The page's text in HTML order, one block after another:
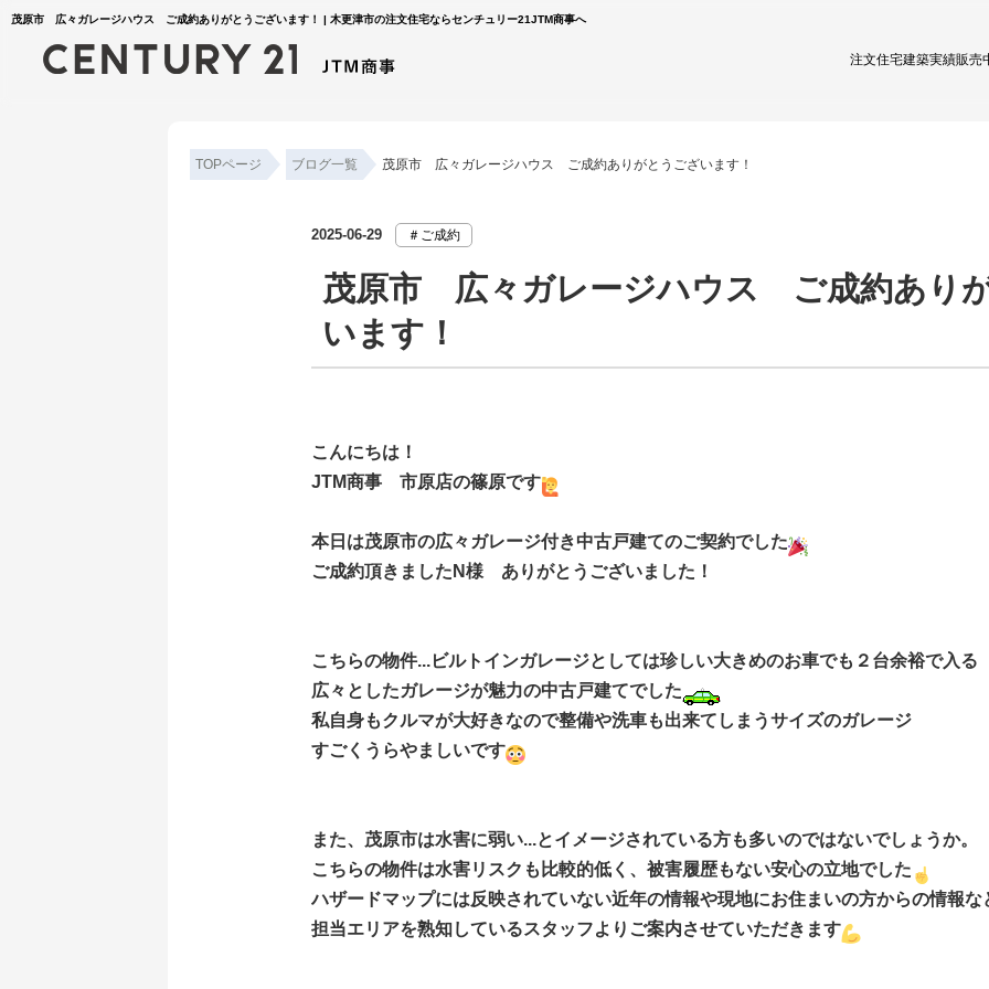
茂原市 広々ガレージハウス ご成約ありがとうございます！ | 木更津市の注文住宅ならセンチュリー21JTM商事へ
注文住宅建築実績販売
TOPページ ブログ一覧 茂原市 広々ガレージハウス ご成約ありがとうございます！
2025-06-29 ＃ご成約
茂原市 広々ガレージハウス ご成約あり
います！
こんにちは！
JTM商事 市原店の篠原です
本日は茂原市の広々ガレージ付き中古戸建てのご契約でした
ご成約頂きましたN様 ありがとうございました！
こちらの物件...ビルトインガレージとしては珍しい大きめのお車でも２台余裕で入る
広々としたガレージが魅力の中古戸建てでした
私自身もクルマが大好きなので整備や洗車も出来てしまうサイズのガレージ
すごくうらやましいです
また、茂原市は水害に弱い...とイメージされている方も多いのではないでしょうか。
こちらの物件は水害リスクも比較的低く、被害履歴もない安心の立地でした
ハザードマップには反映されていない近年の情報や現地にお住まいの方からの情報な
担当エリアを熟知しているスタッフよりご案内させていただきます